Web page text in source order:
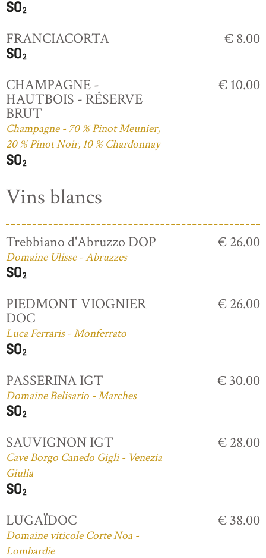
FRANCIACORTA € 8.00
CHAMPAGNE -
HAUTBOIS - RÉSERVE
BRUT
Champagne - 70 % Pinot Meunier,
20 % Pinot Noir, 10 % Chardonnay
€ 10.00
Vins blancs
Trebbiano d'Abruzzo DOP
Domaine Ulisse - Abruzzes
€ 26.00
PIEDMONT VIOGNIER
DOC
Luca Ferraris - Monferrato
€ 26.00
PASSERINA IGT
Domaine Belisario - Marches
€ 30.00
SAUVIGNON IGT
Cave Borgo Canedo Gigli - Venezia
Giulia
€ 28.00
LUGAÏDOC
Domaine viticole Corte Noa -
Lombardie
€ 38.00